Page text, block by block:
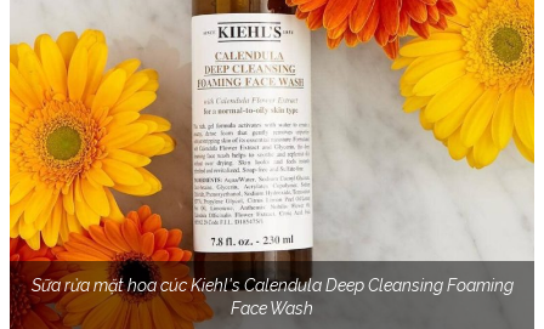
Sữa rửa mặt hoa cúc Kiehl's Calendula Deep Cleansing Foaming
Face Wash